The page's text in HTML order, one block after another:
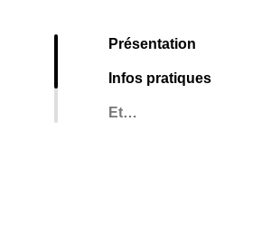
Présentation
Infos pratiques
Et…